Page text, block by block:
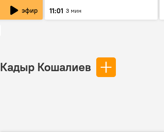
эфир 11:01 3 мин
Кадыр Кошалиев